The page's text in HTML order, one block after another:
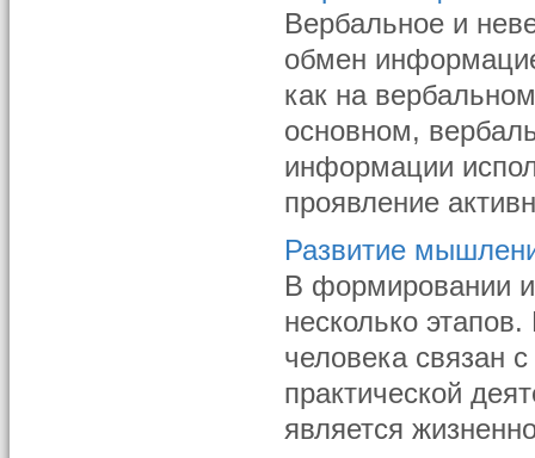
Вербальное и
обмен
как на
основном,
информации
проявление
Развитие
В формировании
несколько
человека связан
практической
является